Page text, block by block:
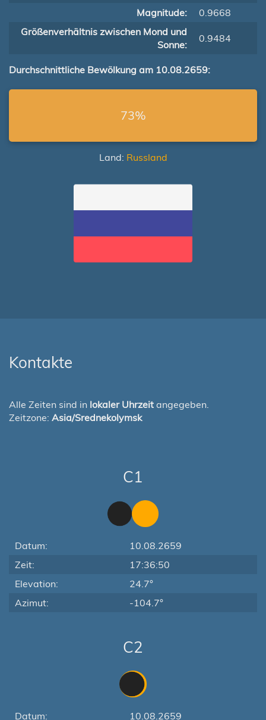
Magnitude:
0.9668
Größenverhältnis zwischen Mond und
Sonne:
0.9484
Durchschnittliche Bewölkung am 10.08.2659:
73%
Land: Russland
Kontakte
Alle Zeiten sind in lokaler Uhrzeit angegeben.
Zeitzone: Asia/Srednekolymsk
C1
Datum:
10.08.2659
Zeit:
17:36:50
Elevation:
24.7°
Azimut:
-104.7°
C2
Datum: 10.08.2659